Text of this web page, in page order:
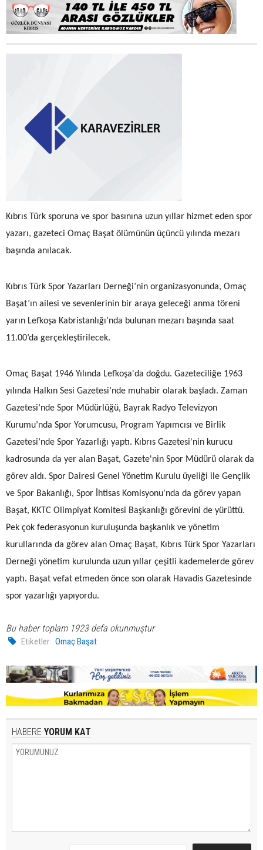
Kıbrıs Türk sporuna ve spor basınına uzun yıllar hizmet eden spor
yazarı, gazeteci Omaç Başat ölümünün üçüncü yılında mezarı
başında anılacak.
Kıbrıs Türk Spor Yazarları Derneği’nin organizasyonunda, Omaç
Başat’ın ailesi ve sevenlerinin bir araya geleceği anma töreni
yarın Lefkoşa Kabristanlığı’nda bulunan mezarı başında saat
11.00’da gerçekleştirilecek.
Omaç Başat 1946 Yılında Lefkoşa'da doğdu. Gazeteciliğe 1963
yılında Halkın Sesi Gazetesi’nde muhabir olarak başladı. Zaman
Gazetesi’nde Spor Müdürlüğü, Bayrak Radyo Televizyon
Kurumu’nda Spor Yorumcusu, Program Yapımcısı ve Birlik
Gazetesi’nde Spor Yazarlığı yaptı. Kıbrıs Gazetesi'nin kurucu
kadrosunda da yer alan Başat, Gazete'nin Spor Müdürü olarak da
görev aldı. Spor Dairesi Genel Yönetim Kurulu üyeliği ile Gençlik
ve Spor Bakanlığı, Spor İhtisas Komisyonu'nda da görev yapan
Başat, KKTC Olimpiyat Komitesi Başkanlığı görevini de yürüttü.
Pek çok federasyonun kuruluşunda başkanlık ve yönetim
kurullarında da görev alan Omaç Başat, Kıbrıs Türk Spor Yazarları
Derneği yönetim kurulunda uzun yıllar çeşitli kademelerde görev
yaptı. Başat vefat etmeden önce son olarak Havadis Gazetesinde
spor yazarlığı yapıyordu.
Bu haber toplam 1923 defa okunmuştur
Etiketler : Omaç Başat
HABERE YORUM KAT